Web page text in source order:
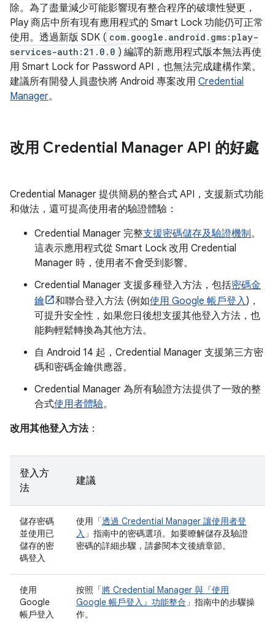
除。為了盡量減少可能影響現有整合程序的破壞性變更，
Play 商店中所有現有應用程式的 Smart Lock 功能仍可正常
使用。透過新版 SDK ( com.google.android.gms:play-
services-auth:21.0.0 ) 編譯的新應用程式版本無法再使
用 Smart Lock for Password API，也無法完成建構作業。
建議所有開發人員盡快將 Android 專案改用 Credential
Manager。
改用 Credential Manager API 的好處
Credential Manager 提供簡易的整合式 API，支援新式功能
和做法，還可提高使用者的驗證體驗：
Credential Manager 完整支援密碼儲存及驗證機制。
這表示應用程式從 Smart Lock 改用 Credential
Manager 時，使用者不會受到影響。
Credential Manager 支援多種登入方法，包括密碼金
鑰
和聯合登入方法 (例如使用 Google 帳戶登入)，
可提升安全性，如果您日後想支援其他登入方法，也
能夠輕鬆轉換為其他方法。
自 Android 14 起，Credential Manager 支援第三方密
碼和密碼金鑰供應器。
Credential Manager 為所有驗證方法提供了一致的整
合式使用者體驗。
改用其他登入方法：
登入方
法
建議
儲存密碼
並使用已
儲存的密
碼登入
使用「透過 Credential Manager 讓使用者登
入 」指南中的密碼選項。如要瞭解儲存及驗證
密碼的詳細步驟，請參閱本文後續章節。
使用
Google
帳戶登入
按照「將 Credential Manager 與『使用
Google 帳戶登入』功能整合 」指南中的步驟操
作。